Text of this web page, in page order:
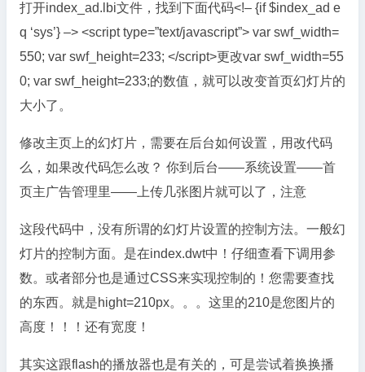
打开index_ad.lbi文件，找到下面代码<!– {if $index_ad e
q ‘sys’} –> <script type=”text/javascript”> var swf_width=
550; var swf_height=233; </script>更改var swf_width=55
0; var swf_height=233;的数值，就可以改变首页幻灯片的
大小了。
修改主页上的幻灯片，需要在后台如何设置，用改代码
么，如果改代码怎么改？ 你到后台——系统设置——首
页主广告管理里——上传几张图片就可以了，注意
这段代码中，没有所谓的幻灯片设置的控制方法。一般幻
灯片的控制方面。是在index.dwt中！仔细查看下调用参
数。或者部分也是通过CSS来实现控制的！您需要查找
的东西。就是hight=210px。。。这里的210是您图片的
高度！！！还有宽度！
其实这跟flash的播放器也是有关的，可是尝试着换换播